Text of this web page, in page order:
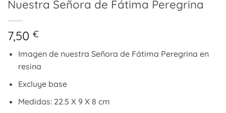
Nuestra Señora de Fátima Peregrina
7,50 €
Imagen de nuestra Señora de Fátima Peregrina en
resina
Excluye base
Medidas: 22.5 X 9 X 8 cm